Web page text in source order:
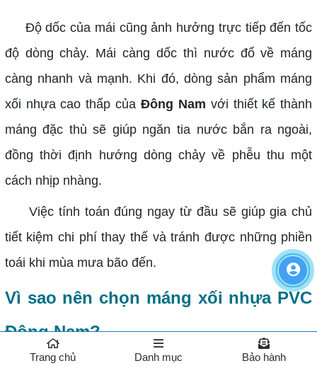
Độ dốc của mái cũng ảnh hưởng trực tiếp đến tốc
độ dòng chảy. Mái càng dốc thì nước đổ về máng
càng nhanh và mạnh. Khi đó, dòng sản phẩm máng
xối nhựa cao thấp của Đông Nam với thiết kế thành
máng đặc thù sẽ giúp ngăn tia nước bắn ra ngoài,
đồng thời định hướng dòng chảy về phễu thu một
cách nhịp nhàng.
Việc tính toán đúng ngay từ đầu sẽ giúp gia chủ
tiết kiệm chi phí thay thế và tránh được những phiền
toái khi mùa mưa bão đến.
Vì sao nên chọn máng xối nhựa PVC
Đông Nam?
Trang chủ Danh mục Bảo hành